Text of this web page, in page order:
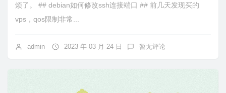
烦了。 ## debian如何修改ssh连接端口 ## 前几天发现买的
vps，qos限制非常...
admin 2023 年 03 月 24 日 暂无评论